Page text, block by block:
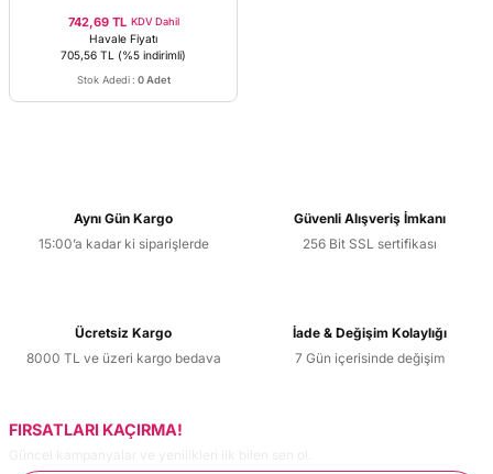
742,69 TL KDV Dahil
Havale Fiyatı
705,56 TL (%5 indirimli)
Stok Adedi : 0 Adet
Aynı Gün Kargo
15:00’a kadar ki siparişlerde
Güvenli Alışveriş İmkanı
256 Bit SSL sertifikası
Ücretsiz Kargo
8000 TL ve üzeri kargo bedava
İade & Değişim Kolaylığı
7 Gün içerisinde değişim
FIRSATLARI KAÇIRMA!